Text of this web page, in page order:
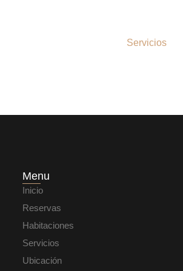
Servicios
Menu
Inicio
Reservas
Habitaciones
Servicios
Ubicación